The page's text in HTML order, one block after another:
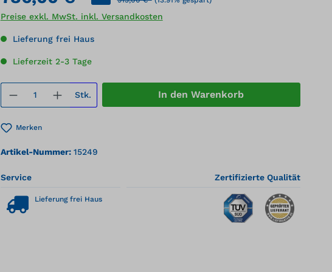
Preise exkl. MwSt. inkl. Versandkosten
Lieferung frei Haus
Lieferzeit 2-3 Tage
Produkt Anzahl: Gib den gewünschten Wert
Stk. In den Warenkorb
Merken
Artikel-Nummer: 15249
Service
Lieferung frei Haus
Zertifizierte Qualität